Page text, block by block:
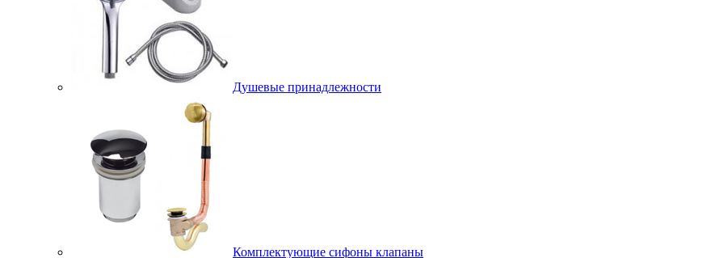
Душевые принадлежности
Комплектующие сифоны клапаны